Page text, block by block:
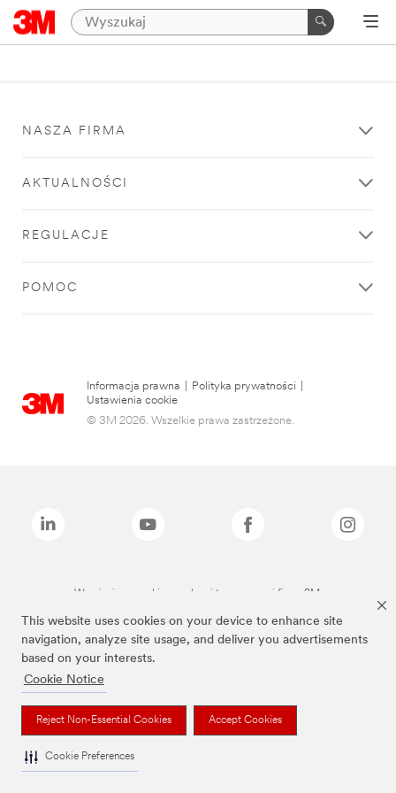
This website uses cookies on your device to enhance site
navigation, analyze site usage, and deliver you advertisements
based on your interests.
Cookie Notice
Reject Non-Essential Cookies Accept Cookies
Cookie Preferences
NASZA FIRMA
AKTUALNOŚCI
REGULACJE
POMOC
Informacja prawna Polityka prywatności
Ustawienia cookie
© 3M 2026. Wszelkie prawa zastrzeżone.
Wymienione marki są znakami towarowymi firmy 3M.